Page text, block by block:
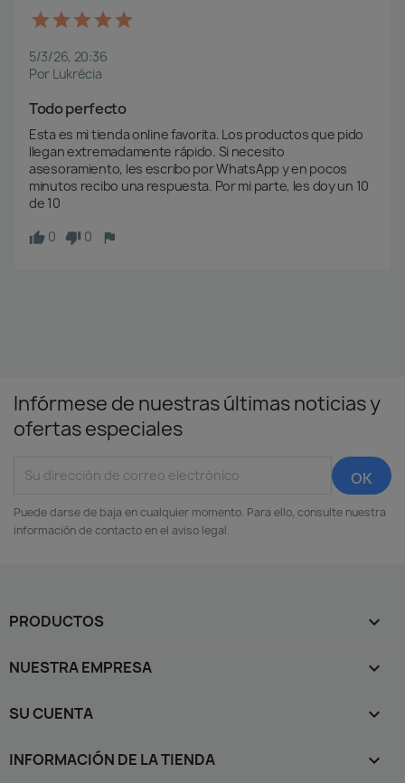
5/3/26, 20:36
Por Lukrécia
Todo perfecto
Esta es mi tienda online favorita. Los productos que pido
llegan extremadamente rápido. Si necesito
asesoramiento, les escribo por WhatsApp y en pocos
minutos recibo una respuesta. Por mi parte, les doy un 10
de 10
0
0
Infórmese de nuestras últimas noticias y
ofertas especiales
Puede darse de baja en cualquier momento. Para ello, consulte nuestra
información de contacto en el aviso legal.
PRODUCTOS 
NUESTRA EMPRESA 
SU CUENTA 
INFORMACIÓN DE LA TIENDA keyboard_arrow_down